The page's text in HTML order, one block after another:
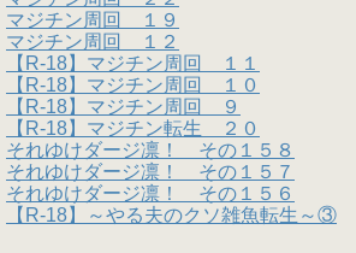
マジチン周回 １９
マジチン周回 １２
【R-18】マジチン周回 １１
【R-18】マジチン周回 １０
【R-18】マジチン周回 ９
【R-18】マジチン転生 ２０
それゆけダージ凛！ その１５８
それゆけダージ凛！ その１５７
それゆけダージ凛！ その１５６
【R-18】～やる夫のクソ雑魚転生～③